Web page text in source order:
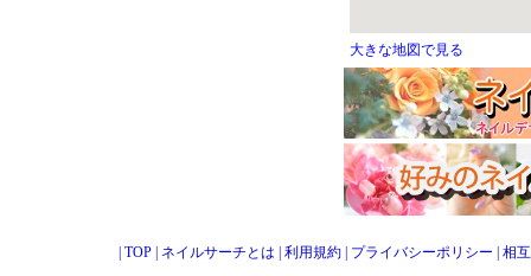
大きな地図で見る
TOP ネイルサーチとは 利用規約 プライバシーポリシー 相